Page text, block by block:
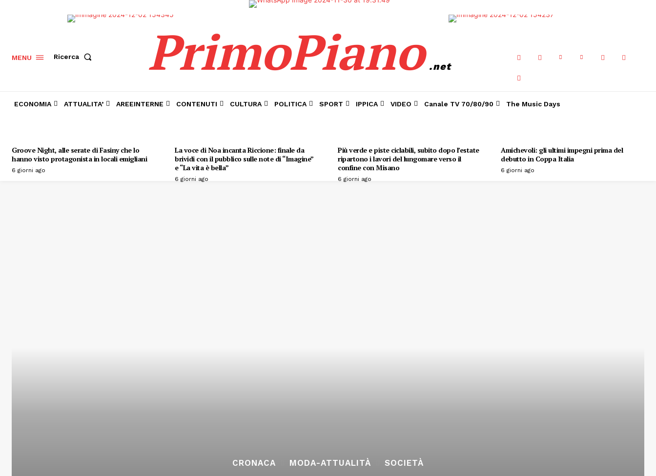
MENU Ricerca PrimoPiano .net
ECONOMIA ATTUALITA’ AREEINTERNE CONTENUTI CULTURA POLITICA SPORT IPPICA VIDEO Canale TV 70/80/90 The Music Days
Groove Night, alle serate di Fasiny che lo
hanno visto protagonista in locali emigliani
6 giorni ago
La voce di Noa incanta Riccione: finale da
brividi con il pubblico sulle note di “Imagine”
e “La vita è bella”
6 giorni ago
Più verde e piste ciclabili, subito dopo l’estate
ripartono i lavori del lungomare verso il
confine con Misano
6 giorni ago
Amichevoli: gli ultimi impegni prima del
debutto in Coppa Italia
6 giorni ago
CRONACA MODA-ATTUALITÀ SOCIETÀ